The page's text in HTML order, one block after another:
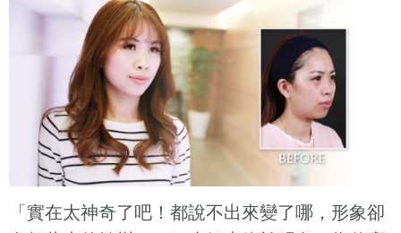
「實在太神奇了吧！都說不出來變了哪，形象卻